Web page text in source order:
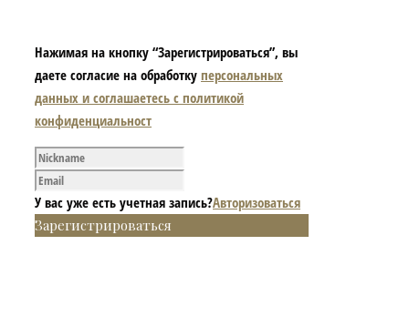
Нажимая на кнопку “Зарегистрироваться”, вы
даете согласие на обработку персональных
данных и соглашаетесь с политикой
конфиденциальност
У вас уже есть учетная запись?Авторизоваться
Зарегистрироваться